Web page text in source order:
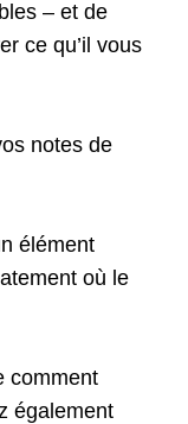
– et de
ce qu’il vous
notes de
élément
où le
comment
également